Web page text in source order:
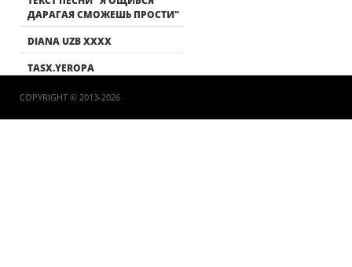
ДАРАГАЯ СМОЖЕШЬ ПРОСТИ"
DIANA UZB XXXX
TASX.YEROPA
COPYRIGHT © 2013-2026